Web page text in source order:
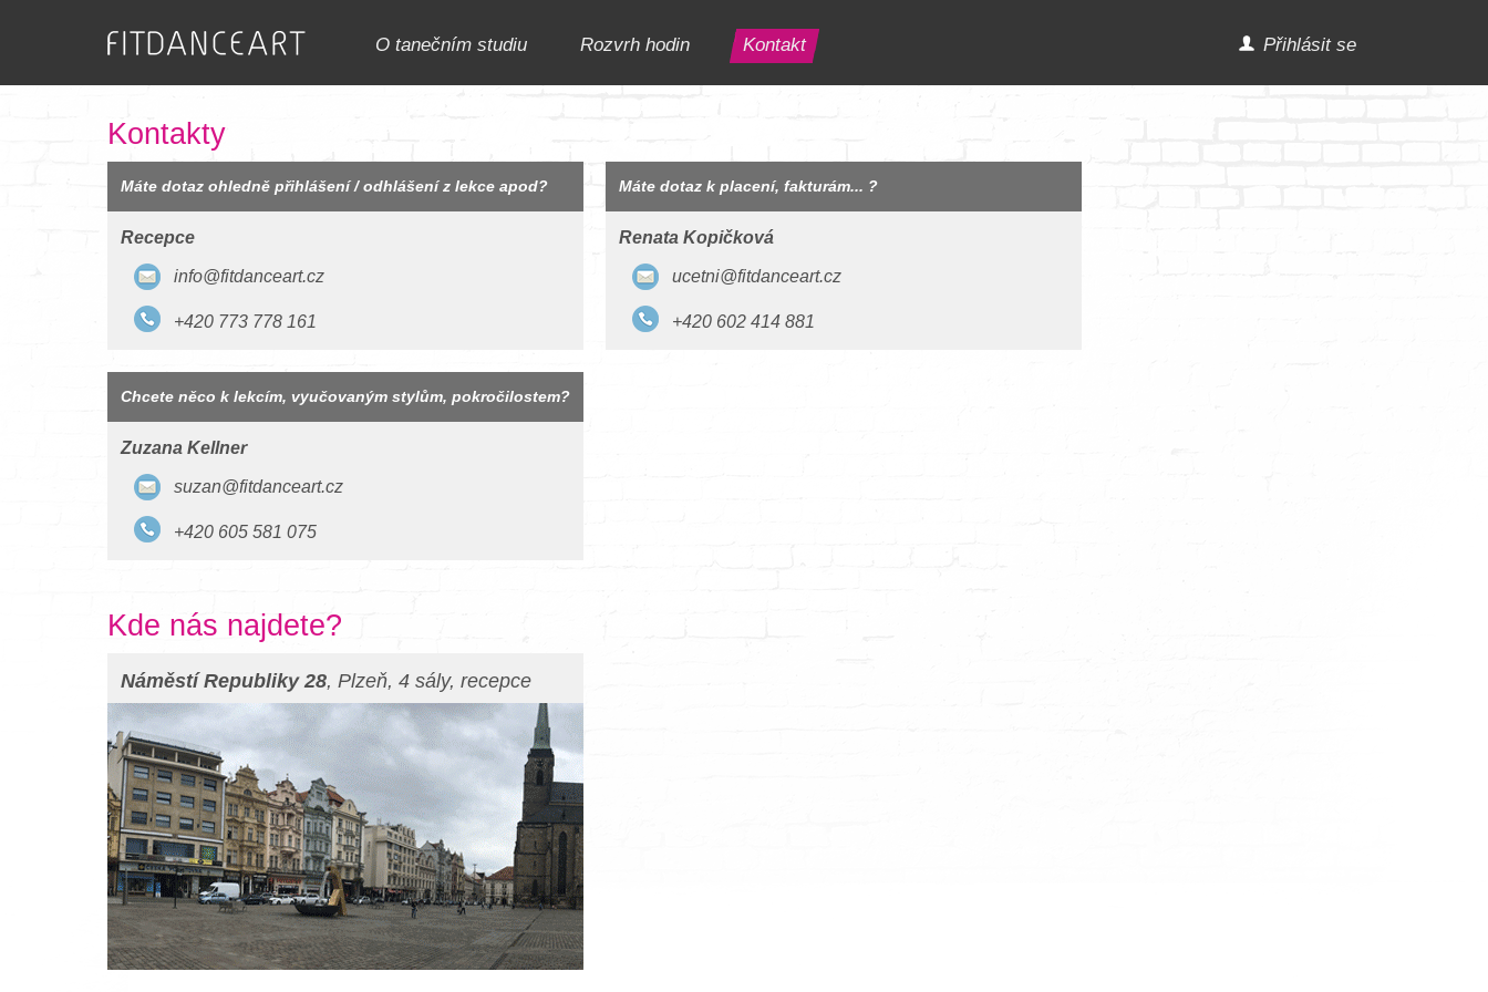
O tanečním studiu Rozvrh hodin Kontakt Přihlásit se
Kontakty
Máte dotaz ohledně přihlášení / odhlášení z lekce apod?
Recepce
info@fitdanceart.cz
+420 773 778 161
Máte dotaz k placení, fakturám... ?
Renata Kopičková
ucetni@fitdanceart.cz
+420 602 414 881
Chcete něco k lekcím, vyučovaným stylům, pokročilostem?
Zuzana Kellner
suzan@fitdanceart.cz
+420 605 581 075
Kde nás najdete?
Náměstí Republiky 28, Plzeň, 4 sály, recepce